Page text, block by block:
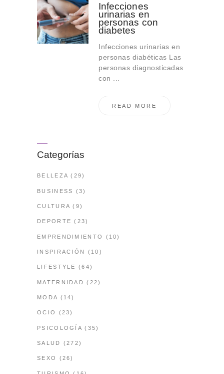
Infecciones
urinarias en
personas con
diabetes
Infecciones urinarias en
personas diabéticas Las
personas diagnosticadas
con ...
READ MORE
Categorías
BELLEZA (29)
BUSINESS (3)
CULTURA (9)
DEPORTE (23)
EMPRENDIMIENTO (10)
INSPIRACIÓN (10)
LIFESTYLE (64)
MATERNIDAD (22)
MODA (14)
OCIO (23)
PSICOLOGÍA (35)
SALUD (272)
SEXO (26)